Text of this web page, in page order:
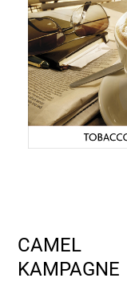
CAMEL
KAMPAGNE